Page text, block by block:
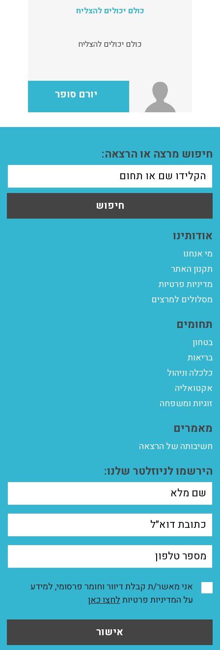
כולם יכולים להצליח
כולם יכולים להצליח
יורם סופר
חיפוש מרצה או הרצאה:
חיפוש
אודותינו
מי אנחנו
תקנון האתר
מדיניות פרטיות
מסלולים למרצים
תחומים
בטחון
בריאות
כלכלה וניהול
אקטואליה
זוגיות ומשפחה
מאמרים
חשיבותה של הרצאה
הירשמו לניוזלטר שלנו:
אני מאשר/ת קבלת דיוור וחומר פרסומי, למידע
על המדיניות פרטיותלחצו כאן
אישור